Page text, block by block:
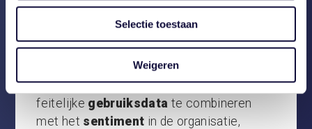
Selectie toestaan
Weigeren
Tot slot
Adoptie is geen eindpunt, maar
een bewegend kompas dat vraagt om zicht,
inzicht én actie. Door
feitelijke gebruiksdata te combineren
met het sentiment in de organisatie,